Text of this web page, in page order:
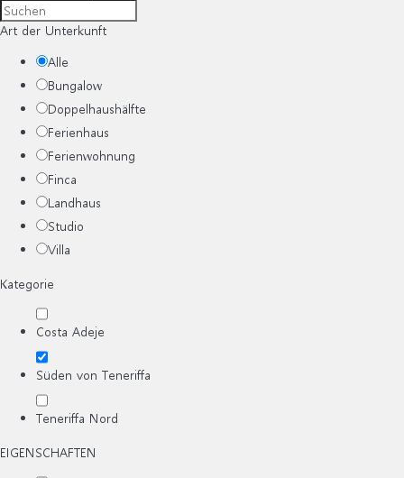
Art der Unterkunft
Alle
Bungalow
Doppelhaushälfte
Ferienhaus
Ferienwohnung
Finca
Landhaus
Studio
Villa
Kategorie
Costa Adeje
Süden von Teneriffa
Teneriffa Nord
EIGENSCHAFTEN